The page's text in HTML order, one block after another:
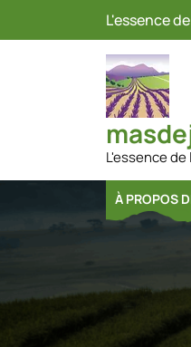
L'essence
L'essence
À PROPOS